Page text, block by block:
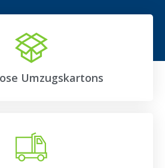
Umzugskartons